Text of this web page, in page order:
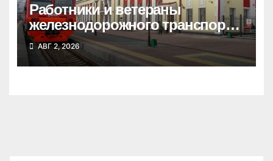
Работники и ветераны
железнодорожного транспорта
Татарского округа принимают
поздравления
АВГ 2, 2026